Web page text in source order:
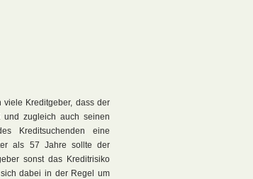
viele Kreditgeber, dass der
und zugleich auch seinen
Kreditsuchenden eine
als 57 Jahre sollte der
sonst das Kreditrisiko
dabei in der Regel um